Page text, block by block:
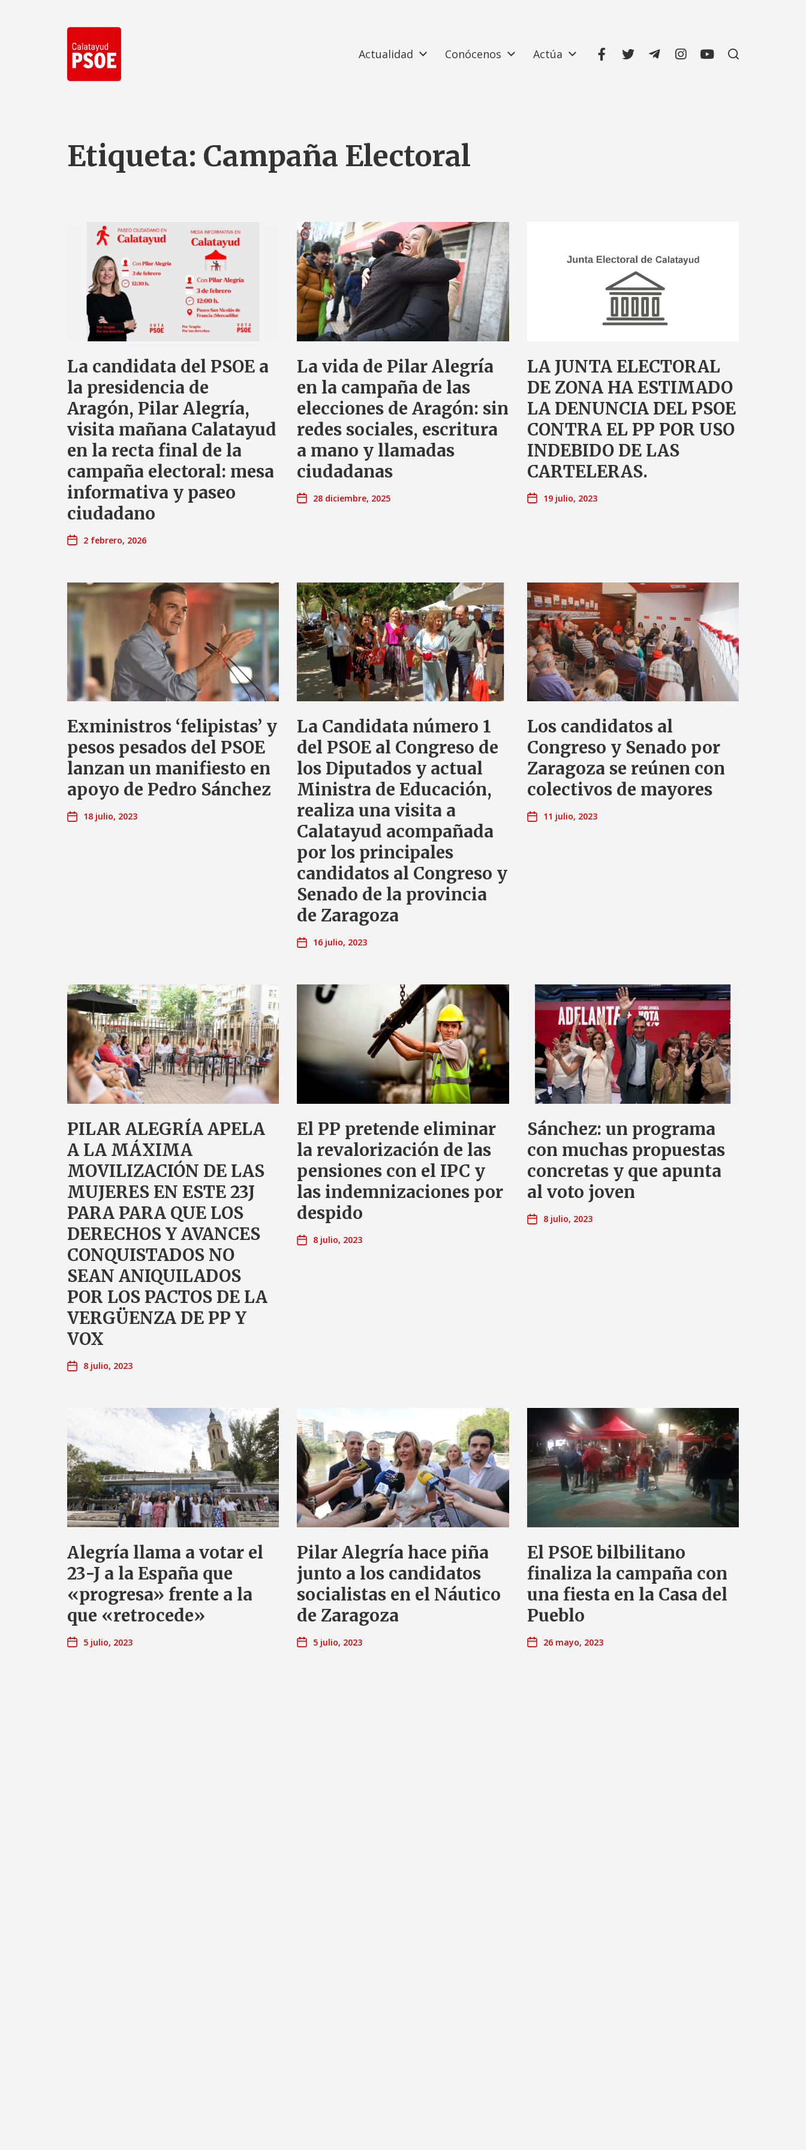
Actualidad Conócenos Actúa
Etiqueta: Campaña Electoral
La candidata del PSOE a
la presidencia de
Aragón, Pilar Alegría,
visita mañana Calatayud
en la recta final de la
campaña electoral: mesa
informativa y paseo
ciudadano
2 febrero, 2026
La vida de Pilar Alegría
en la campaña de las
elecciones de Aragón: sin
redes sociales, escritura
a mano y llamadas
ciudadanas
28 diciembre, 2025
LA JUNTA ELECTORAL
DE ZONA HA ESTIMADO
LA DENUNCIA DEL PSOE
CONTRA EL PP POR USO
INDEBIDO DE LAS
CARTELERAS.
19 julio, 2023
Exministros ‘felipistas’ y
pesos pesados del PSOE
lanzan un manifiesto en
apoyo de Pedro Sánchez
18 julio, 2023
La Candidata número 1
del PSOE al Congreso de
los Diputados y actual
Ministra de Educación,
realiza una visita a
Calatayud acompañada
por los principales
candidatos al Congreso y
Senado de la provincia
de Zaragoza
16 julio, 2023
Los candidatos al
Congreso y Senado por
Zaragoza se reúnen con
colectivos de mayores
11 julio, 2023
PILAR ALEGRÍA APELA
A LA MÁXIMA
MOVILIZACIÓN DE LAS
MUJERES EN ESTE 23J
PARA PARA QUE LOS
DERECHOS Y AVANCES
CONQUISTADOS NO
SEAN ANIQUILADOS
POR LOS PACTOS DE LA
VERGÜENZA DE PP Y
VOX
8 julio, 2023
El PP pretende eliminar
la revalorización de las
pensiones con el IPC y
las indemnizaciones por
despido
8 julio, 2023
Sánchez: un programa
con muchas propuestas
concretas y que apunta
al voto joven
8 julio, 2023
Alegría llama a votar el
23-J a la España que
«progresa» frente a la
que «retrocede»
5 julio, 2023
Pilar Alegría hace piña
junto a los candidatos
socialistas en el Náutico
de Zaragoza
5 julio, 2023
El PSOE bilbilitano
finaliza la campaña con
una fiesta en la Casa del
Pueblo
26 mayo, 2023